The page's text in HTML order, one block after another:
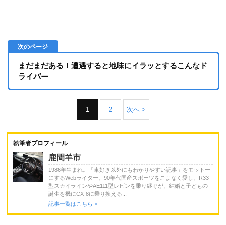
まだまだある！遭遇すると地味にイラッとするこんなド
ライバー
1 2 次へ >
執筆者プロフィール
鹿間羊市
1986年生まれ。「車好き以外にもわかりやすい記事」をモットー
にするWebライター。90年代国産スポーツをこよなく愛し、R33
型スカイラインやAE111型レビンを乗り継ぐが、結婚と子どもの
誕生を機にCX-8に乗り換える...
記事一覧はこちら >